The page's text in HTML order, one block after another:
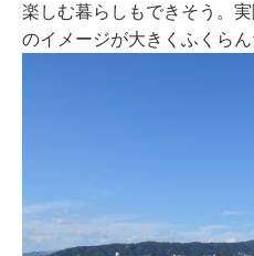
楽しむ暮らしもできそう。
のイメージが大きくふくらん